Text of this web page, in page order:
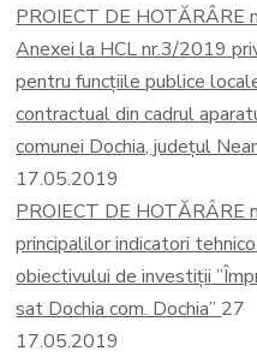
PROIECT DE HOTĂRÂRE
Anexei la HCL nr.3/2019
pentru funcțiile publice
contractual din cadrul
comunei Dochia, județul
17.05.2019
PROIECT DE HOTĂRÂRE
principalilor indicatori
obiectivului de investiții
sat Dochia com. Dochia” 27
17.05.2019